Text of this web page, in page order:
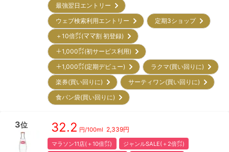
最強翌日エントリー
ウェブ検索利用エントリー
定期3ショップ
＋10倍㌽(ママ割 初登録)
＋1,000㌽(初サービス利用)
＋1,000㌽(定期デビュー)
ラクマ(買い回りに)
楽券(買い回りに)
サーティワン(買い回りに)
食パン袋(買い回りに)
3位 32.2 円/100ml 2,339円
マラソン11店(＋10倍㌽)
ジャンルSALE(＋2倍㌽)